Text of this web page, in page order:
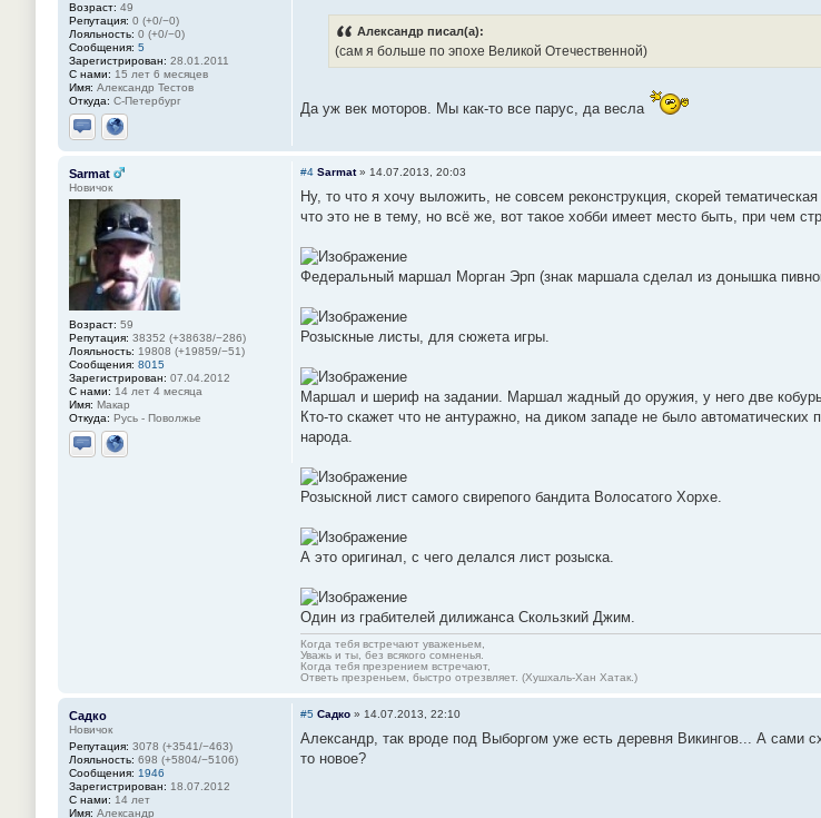
Возраст: 49
Репутация: 0 (+0/−0)
Лояльность: 0 (+0/−0)
Сообщения: 5
Зарегистрирован: 28.01.2011
С нами: 15 лет 6 месяцев
Имя: Александр Тестов
Откуда: С-Петербург
Отправить личное сообщение
Сайт
Александр писал(а):
(сам я больше по эпохе Великой Отечественной)
Да уж век моторов. Мы как-то все парус, да весла
Sarmat
Новичок
Возраст: 59
Репутация: 38352 (+38638/−286)
Лояльность: 19808 (+19859/−51)
Сообщения: 8015
Зарегистрирован: 07.04.2012
С нами: 14 лет 4 месяца
Имя: Макар
Откуда: Русь - Поволжье
Отправить личное сообщение
Сайт
#4 Sarmat» 14.07.2013, 20:03
Ну, то что я хочу выложить, не совсем реконструкция, скорей
что это не в тему, но всё же, вот такое хобби имеет место быть, при чем
Федеральный маршал Морган Эрп (знак маршала сделал из донышка
Розыскные листы, для сюжета игры.
Маршал и шериф на задании. Маршал жадный до оружия, у него две
Кто-то скажет что не антуражно, на диком западе не было
народа.
Розыскной лист самого свирепого бандита Волосатого Хорхе.
А это оригинал, с чего делался лист розыска.
Один из грабителей дилижанса Скользкий Джим.
Когда тебя встречают уваженьем,
Уважь и ты, без всякого сомненья.
Когда тебя презрением встречают,
Ответь презреньем, быстро отрезвляет. (Хушхаль-Хан Хатак.)
Садко
Новичок
Репутация: 3078 (+3541/−463)
Лояльность: 698 (+5804/−5106)
Сообщения: 1946
Зарегистрирован: 18.07.2012
С нами: 14 лет
Имя: Александр
#5 Садко » 14.07.2013, 22:10
Александр, так вроде под Выборгом уже есть деревня Викингов... А сами
то новое?